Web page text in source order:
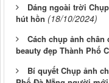
Dáng ngoài trời
hút hồn (18/10/2024)
Cách chụp ảnh
beauty đẹp Thành Phố
Bí quyết Chụp ảnh